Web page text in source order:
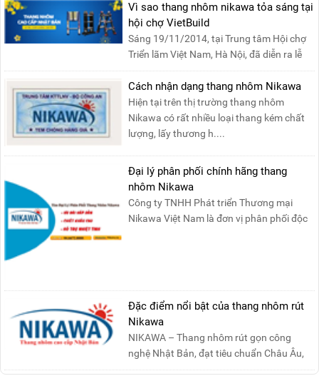
Vì sao thang nhôm nikawa tỏa sáng tại
hội chợ VietBuild
Sáng 19/11/2014, tại Trung tâm Hội chợ
Triển lãm Việt Nam, Hà Nội, đã diễn ra lễ
khai mạc “Triể....
Cách nhận dạng thang nhôm Nikawa
Hiện tại trên thị trường thang nhôm
Nikawa có rất nhiều loại thang kém chất
lượng, lấy thương h....
Đại lý phân phối chính hãng thang
nhôm Nikawa
Công ty TNHH Phát triển Thương mại
Nikawa Việt Nam là đơn vị phân phối độc
Đặc điểm nổi bật của thang nhôm rút
Nikawa
NIKAWA – Thang nhôm rút gọn công
nghệ Nhật Bản, đạt tiêu chuẩn Châu Âu,
đảm bảo sự an toàn tuy....